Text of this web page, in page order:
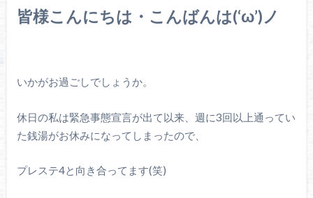
皆様こんにちは・こんばんは(‘ω’)ノ
いかがお過ごしでしょうか。
休日の私は緊急事態宣言が出て以来、週に3回以上通ってい
た銭湯がお休みになってしまったので、
プレステ4と向き合ってます(笑)